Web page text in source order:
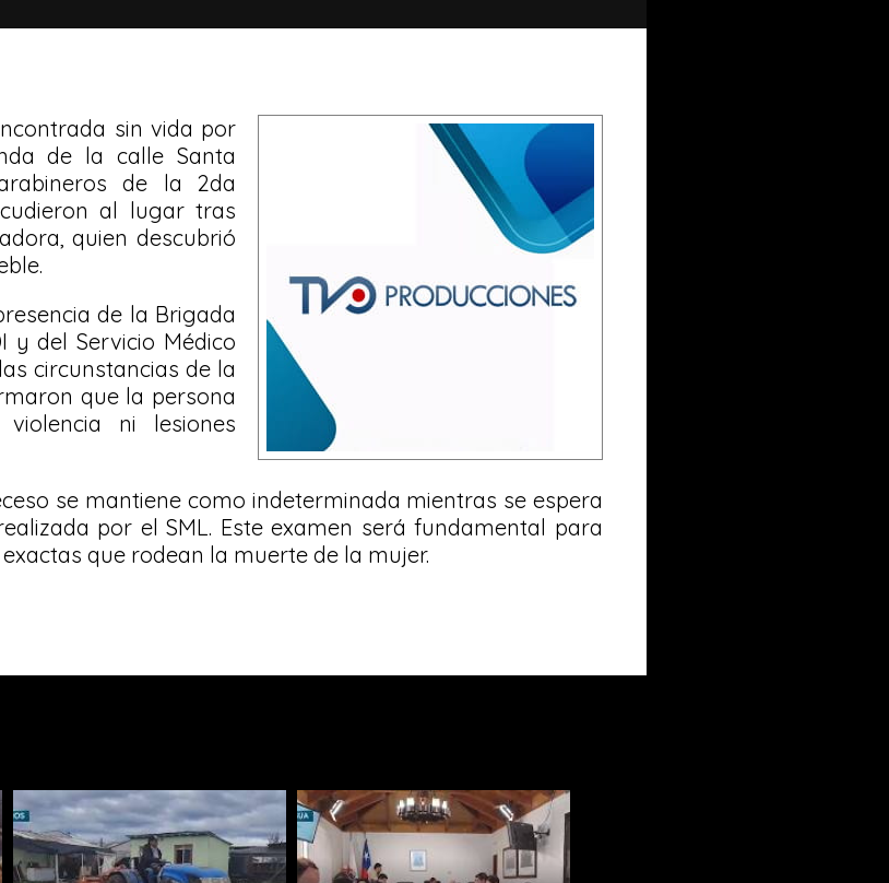
sin vida por
de la calle Santa
de la 2da
al lugar tras
quien descubrió
de la Brigada
y del Servicio Médico
circunstancias de la
que la persona
ni lesiones
se mantiene como indeterminada mientras se espera
por el SML. Este examen será fundamental para
que rodean la muerte de la mujer.